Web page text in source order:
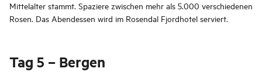
Mittelalter stammt. Spaziere zwischen mehr als 5.000 verschiedenen
Rosen. Das Abendessen wird im Rosendal Fjordhotel serviert.
Tag 5 – Bergen